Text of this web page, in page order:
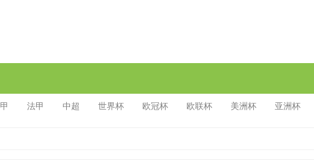
法甲 中超 世界杯 欧冠杯 欧联杯 美洲杯 亚洲杯